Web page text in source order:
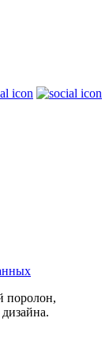
поролон,